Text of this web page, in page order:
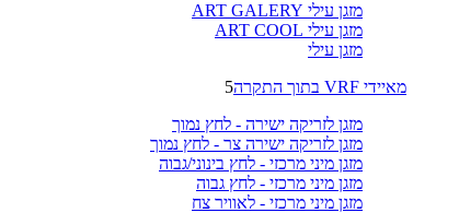
מזגן עילי ART GALERY
מזגן עילי ART COOL
מזגן עילי
מאיידי VRF בתוך התקרה
5
מזגן לזריקה ישירה - לחץ נמוך
מזגן לזריקה ישירה צר - לחץ נמוך
מזגן מיני מרכזי - לחץ בינוני/גבוה
מזגן מיני מרכזי - לחץ גבוה
מזגן מיני מרכזי - לאוויר צח